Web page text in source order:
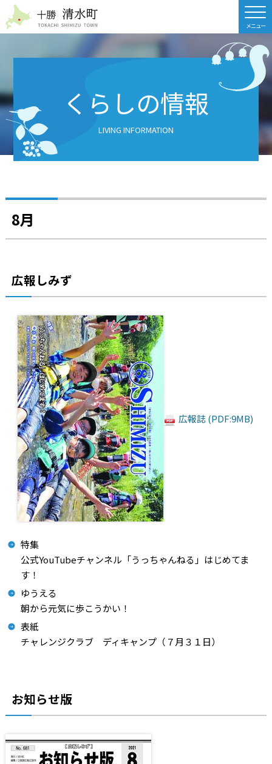
くらしの情報
LIVING INFORMATION
8月
広報しみず
広報誌 (PDF:9MB)
特集
公式YouTubeチャンネル「うっちゃんねる」はじめてま
す！
ゆうえる
朝から元気に歩こうかい！
表紙
チャレンジクラブ ディキャンプ（７月３１日）
お知らせ版